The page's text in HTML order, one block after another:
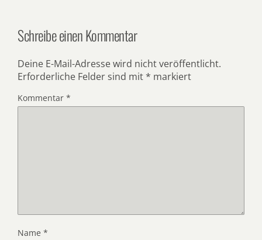
Schreibe einen Kommentar
Deine E-Mail-Adresse wird nicht veröffentlicht.
Erforderliche Felder sind mit * markiert
Kommentar *
Name *